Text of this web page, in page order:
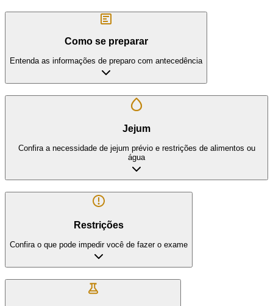
Como se preparar
Entenda as informações de preparo com antecedência
Jejum
Confira a necessidade de jejum prévio e restrições de alimentos ou
água
Restrições
Confira o que pode impedir você de fazer o exame